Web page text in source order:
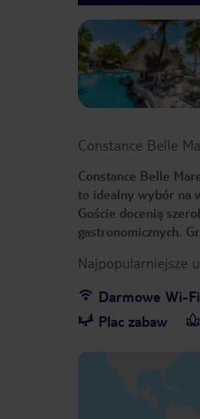
Previous slide
Constance Belle
Constance Belle
to idealny wybór na
Goście docenią
gastronomicznych.
Najpopularniejsze
Darmowe Wi-Fi
Plac zabaw